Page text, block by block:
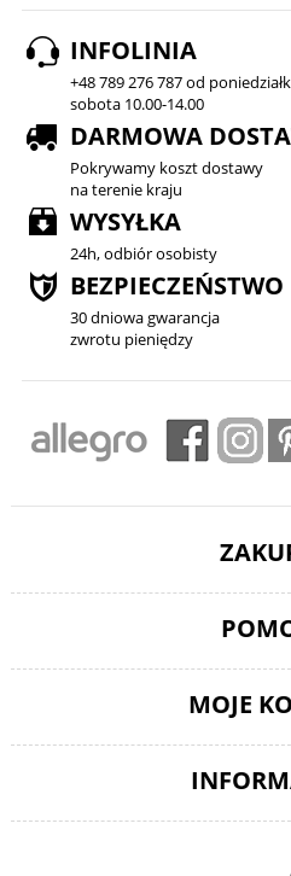
INFOLINIA
+48 789 276 787 od
sobota 10.00-14.00
DARMOWA
Pokrywamy koszt dostawy
na terenie kraju
WYSYŁKA
24h, odbiór osobisty
BEZPIECZEŃSTWO
30 dniowa gwarancja
zwrotu pieniędzy
MOJE